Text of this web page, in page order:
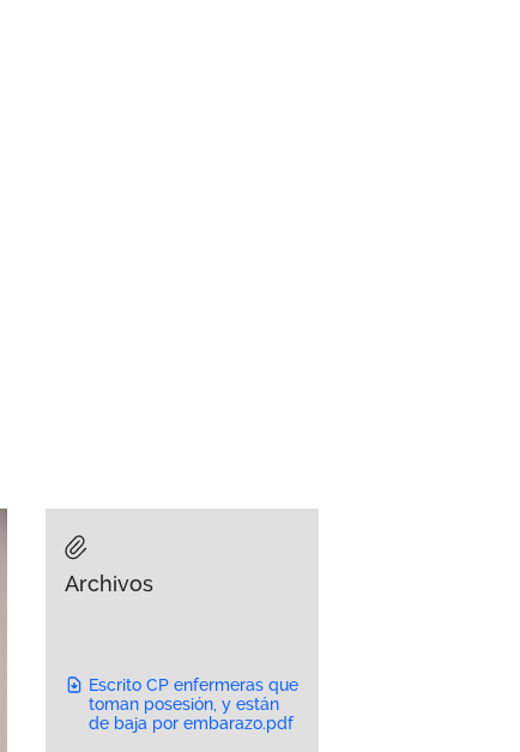
Archivos
Escrito CP enfermeras que
toman posesión, y están
de baja por embarazo.pdf